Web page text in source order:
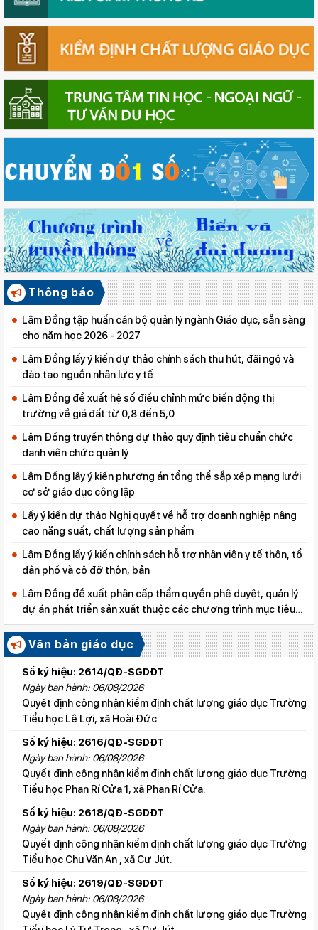
Thông báo
Lâm Đồng tập huấn cán bộ quản lý ngành Giáo dục, sẵn sàng
cho năm học 2026 - 2027
Lâm Đồng lấy ý kiến dự thảo chính sách thu hút, đãi ngộ và
đào tạo nguồn nhân lực y tế
Lâm Đồng đề xuất hệ số điều chỉnh mức biến động thị
trường về giá đất từ 0,8 đến 5,0
Lâm Đồng truyền thông dự thảo quy định tiêu chuẩn chức
danh viên chức quản lý
Lâm Đồng lấy ý kiến phương án tổng thể sắp xếp mạng lưới
cơ sở giáo dục công lập
Lấy ý kiến dự thảo Nghị quyết về hỗ trợ doanh nghiệp nâng
cao năng suất, chất lượng sản phẩm
Lâm Đồng lấy ý kiến chính sách hỗ trợ nhân viên y tế thôn, tổ
dân phố và cô đỡ thôn, bản
Lâm Đồng đề xuất phân cấp thẩm quyền phê duyệt, quản lý
dự án phát triển sản xuất thuộc các chương trình mục tiêu
quốc gia
Văn bản giáo dục
Số ký hiệu: 2614/QĐ-SGDĐT
Ngày ban hành: 06/08/2026
Quyết định công nhận kiểm định chất lượng giáo dục Trường
Tiểu học Lê Lợi, xã Hoài Đức
Số ký hiệu: 2616/QĐ-SGDĐT
Ngày ban hành: 06/08/2026
Quyết định công nhận kiểm định chất lượng giáo dục Trường
Tiểu học Phan Rí Cửa 1, xã Phan Rí Cửa.
Số ký hiệu: 2618/QĐ-SGDĐT
Ngày ban hành: 06/08/2026
Quyết định công nhận kiểm định chất lượng giáo dục Trường
Tiểu học Chu Văn An , xã Cư Jút.
Số ký hiệu: 2619/QĐ-SGDĐT
Ngày ban hành: 06/08/2026
Quyết định công nhận kiểm định chất lượng giáo dục Trường